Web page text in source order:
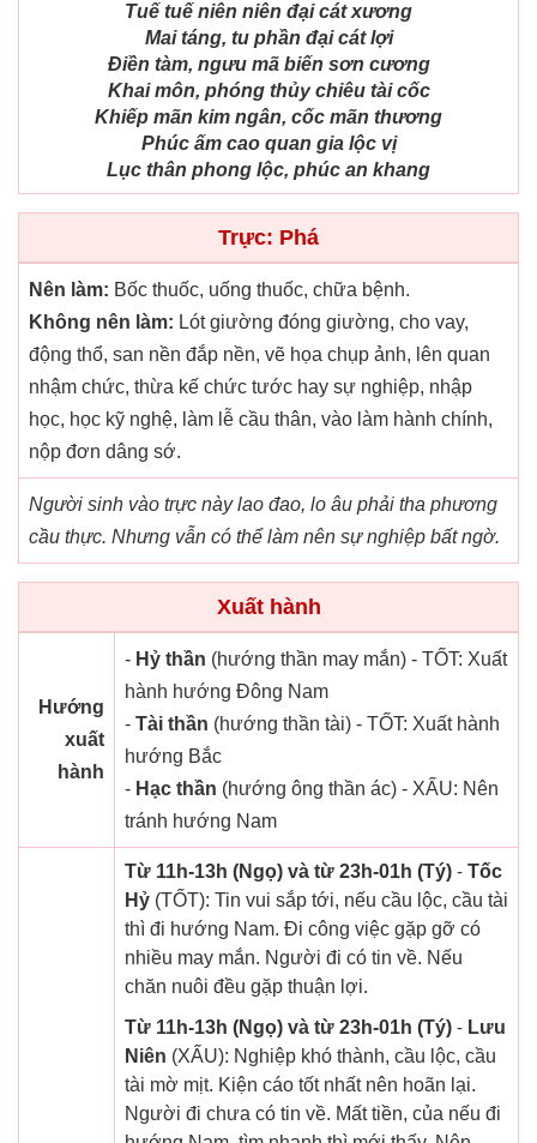
Tuế tuế niên niên đại cát xương
Mai táng, tu phần đại cát lợi
Điền tàm, ngưu mã biến sơn cương
Khai môn, phóng thủy chiêu tài cốc
Khiếp mãn kim ngân, cốc mãn thương
Phúc ấm cao quan gia lộc vị
Lục thân phong lộc, phúc an khang
Trực: Phá
Nên làm: Bốc thuốc, uống thuốc, chữa bệnh.
Không nên làm: Lót giường đóng giường, cho vay,
động thổ, san nền đắp nền, vẽ họa chụp ảnh, lên quan
nhậm chức, thừa kế chức tước hay sự nghiệp, nhập
học, học kỹ nghệ, làm lễ cầu thân, vào làm hành chính,
nộp đơn dâng sớ.
Người sinh vào trực này lao đao, lo âu phải tha phương
cầu thực. Nhưng vẫn có thể làm nên sự nghiệp bất ngờ.
Xuất hành
Hướng
xuất
hành
- Hỷ thần (hướng thần may mắn) - TỐT: Xuất
hành hướng Đông Nam
- Tài thần (hướng thần tài) - TỐT: Xuất hành
hướng Bắc
- Hạc thần (hướng ông thần ác) - XẤU: Nên
tránh hướng Nam
Từ 11h-13h (Ngọ) và từ 23h-01h (Tý) - Tốc
Hỷ (TỐT): Tin vui sắp tới, nếu cầu lộc, cầu tài
thì đi hướng Nam. Đi công việc gặp gỡ có
nhiều may mắn. Người đi có tin về. Nếu
chăn nuôi đều gặp thuận lợi.
Từ 11h-13h (Ngọ) và từ 23h-01h (Tý) - Lưu
Niên (XẤU): Nghiệp khó thành, cầu lộc, cầu
tài mờ mịt. Kiện cáo tốt nhất nên hoãn lại.
Người đi chưa có tin về. Mất tiền, của nếu đi